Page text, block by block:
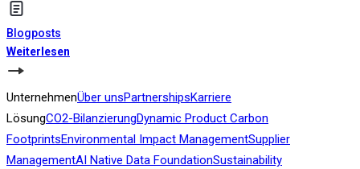
Blogposts
Weiterlesen
UnternehmenÜber unsPartnershipsKarriere
LösungCO2-BilanzierungDynamic Product Carbon
FootprintsEnvironmental Impact ManagementSupplier
ManagementAI Native Data FoundationSustainability